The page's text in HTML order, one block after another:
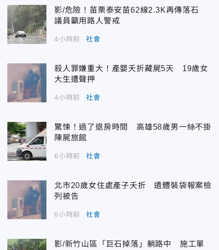
影/危險！苗栗泰安苗62線2.3K再傳落石
議員籲用路人警戒
4小時前 社會
殺人罪嫌重大！產嬰夭折藏屍5天 19歲女
大生遭聲押
4小時前 社會
驚悚！過了退房時間 高雄58歲男一絲不掛
陳屍旅館
6小時前 社會
北市20歲女住處產子夭折 遺體裝袋報案檢
列被告
6小時前 社會
影/新竹山區「巨石掉落」躺路中 施工單